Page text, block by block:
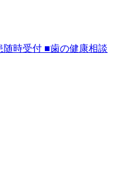
時受付 ■歯の健康相談